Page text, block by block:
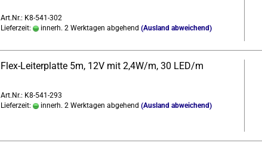
Art.Nr.: K8-541-302
Lieferzeit:
innerh. 2 Werktagen abgehend (Ausland abweichend)
Flex-​Lei­ter­plat­te 5m, 12V mit 2,4W/m, 30 LED/m
Art.Nr.: K8-541-293
Lieferzeit:
innerh. 2 Werktagen abgehend (Ausland abweichend)